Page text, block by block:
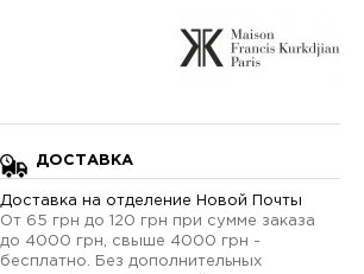
ДОСТАВКА
Доставка на отделение Новой Почты
От 65 грн до 120 грн при сумме заказа
до 4000 грн, свыше 4000 грн -
бесплатно. Без дополнительных